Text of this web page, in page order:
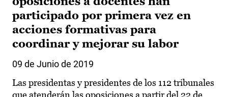
participado por primera vez en
acciones formativas para
coordinar y mejorar su labor
09 de Junio de 2019
Las presidentas y presidentes de los 112 tribunales
que atenderán las oposiciones a partir del 22 de